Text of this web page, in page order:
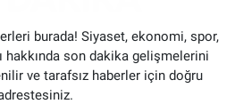
burada! Siyaset, ekonomi, spor,
hakkında son dakika gelişmelerini
ve tarafsız haberler için doğru